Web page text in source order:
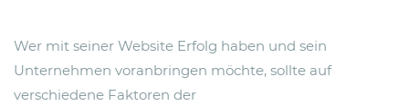
Wer mit seiner Website Erfolg haben und sein
Unternehmen voranbringen möchte, sollte auf
verschiedene Faktoren der